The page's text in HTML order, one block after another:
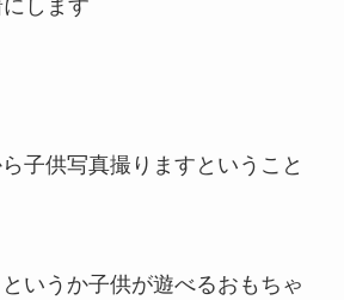
します
子供写真撮りますということ
いうか子供が遊べるおもちゃ